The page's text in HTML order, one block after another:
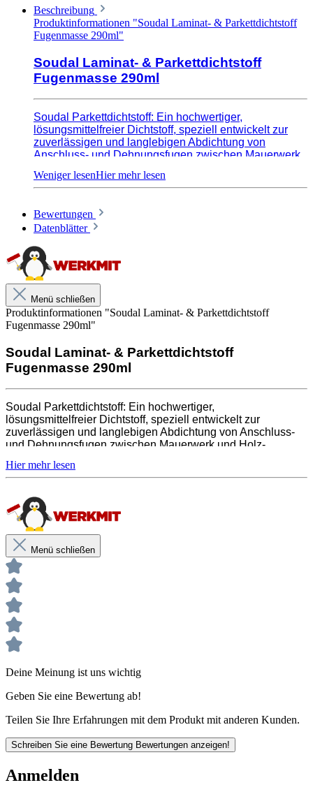
Beschreibung
Produktinformationen "Soudal Laminat- & Parkettdichtstoff
Fugenmasse 290ml"
Soudal Laminat- & Parkettdichtstoff
Fugenmasse 290ml
Soudal Parkettdichtstoff: Ein hochwertiger,
lösungsmittelfreier Dichtstoff, speziell entwickelt zur
zuverlässigen und langlebigen Abdichtung von
Anschluss- und Dehnungsfugen zwischen Mauerwerk
aufzutragen, schnell aushärtend und wasserbeständig
bietet er hervorragende Haftung und ist
Reparatur von Parkettfugen sowie die Abdichtung von
Holzböden.
Produktbeschreibung
Bewertungen
Datenblätter
Menü schließen
Produktinformationen "Soudal Laminat- & Parkettdichtstoff
Fugenmasse 290ml"
Soudal Laminat- & Parkettdichtstoff
Fugenmasse 290ml
Soudal Parkettdichtstoff: Ein hochwertiger,
lösungsmittelfreier Dichtstoff, speziell entwickelt zur
zuverlässigen und langlebigen Abdichtung von Anschluss-
und Dehnungsfugen zwischen Mauerwerk und Holz-,
schnell aushärtend und wasserbeständig bietet er
hervorragende Haftung und ist umweltfreundlich. Ideal für die
Versiegelung und Reparatur von Parkettfugen sowie die
Abdichtung von Holzböden.
Menü schließen
Deine Meinung ist uns wichtig
Geben Sie eine Bewertung ab!
Teilen Sie Ihre Erfahrungen mit dem Produkt mit anderen Kunden.
Schreiben Sie eine Bewertung Bewertungen anzeigen!
Anmelden